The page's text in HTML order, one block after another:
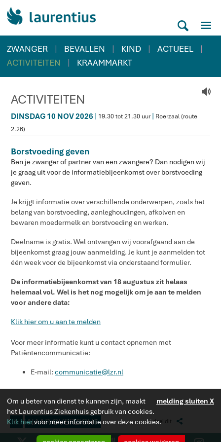
S M
ZWANGER | BEVALLEN | KIND | ACTUEEL
|
ACTIVITEITEN
| KRAAMMARKT
V
ACTIVITEITEN
DINSDAG 10 NOV 2026 | 19.30 tot 21.30 uur | Roerzaal (route
2.26)
Borstvoeding geven
Ben je zwanger of partner van een zwangere? Dan nodigen wij
je graag uit voor de informatiebijeenkomst over borstvoeding
geven.
Je krijgt informatie over verschillende onderwerpen, zoals het
belang van borstvoeding, aanleghoudingen, afkolven en
bewaren moedermelk en borstvoeding en werken.
Deelname is gratis. Wel ontvangen wij voorafgaand aan de
bijeenkomst graag jouw aanmelding. Je kunt je aanmelden tot
één week voor de bijeenkomst via onderstaand formulier.
De informatiebijeenkomst van 18 augustus zit helaas
helemaal vol. Wel is het nog mogelijk om je aan te melden
voor andere data:
Klik hier om u aan te melden
Voor meer informatie kunt u contact opnemen met
Patiëntencommunicatie:
E-mail: communicatie@lzr.nl
deel dit Z
L NAAR OVERZICHT
melding sluiten X
Om u beter van dienst te kunnen zijn, maakt
het Laurentius Ziekenhuis gebruik van cookies.
Klik hiervoor meer informatie over deze cookies.